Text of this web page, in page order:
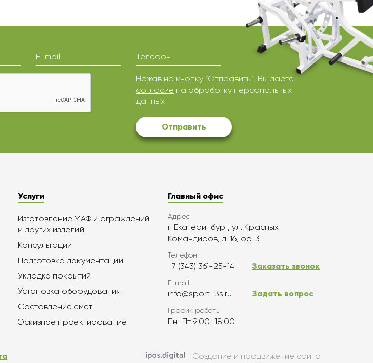
E-mail Телефон
Нажав на кнопку “Отправить”, Вы даете
согласие на обработку персональных
данных
Отправить
Услуги
Изготовление МАФ и ограждений
и других изделий
Консультации
Подготовка документации
Укладка покрытий
Установка оборудования
Составление смет
Эскизное проектирование
Главный офис
Адрес
г. Екатеринбург, ул. Красных
Командиров, д. 16, оф. 3
Телефон
+7 (343) 361-25-14 Заказать звонок
E-mail
info@sport-3s.ru Задать вопрос
График работы
Пн-Пт 9:00-18:00
Создание и продвижение сайта